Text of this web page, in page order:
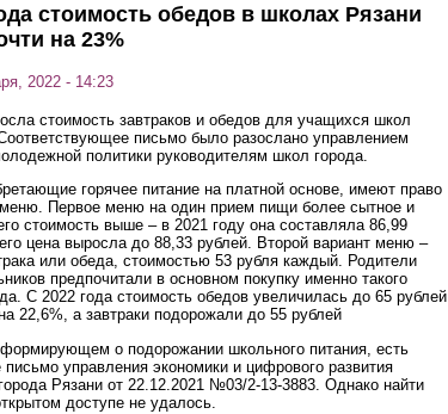
стоимость обедов в школах Рязани
на 23%
2022 - 14:23
стоимость завтраков и обедов для учащихся школ
письмо было разослано управлением
политики руководителям школ города.
горячее питание на платной основе, имеют право
Первое меню на один прием пищи более сытное и
стоимость выше – в 2021 году она составляла 86,99
цена выросла до 88,33 рублей. Второй вариант меню –
или обеда, стоимостью 53 рубля каждый. Родители
предпочитали в основном покупку именно такого
С 2022 года стоимость обедов увеличилась до 65 рублей
22,6%, а завтраки подорожали до 55 рублей
о подорожании школьного питания, есть
управления экономики и цифрового развития
Рязани от 22.12.2021 №03/2-13-3883. Однако найти
доступе не удалось.